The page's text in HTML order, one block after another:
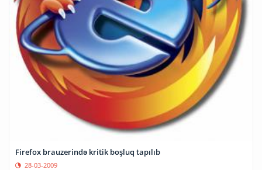
Firefox brauzerində kritik boşluq tapılıb
28-03-2009